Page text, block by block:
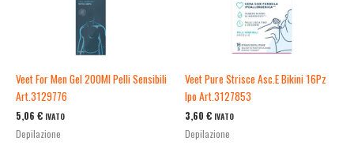
Veet For Men Gel 200Ml Pelli Sensibili
Art.3129776
5,06 € IVATO
Depilazione
Veet Pure Strisce Asc.E Bikini 16Pz
Ipo Art.3127853
3,60 € IVATO
Depilazione